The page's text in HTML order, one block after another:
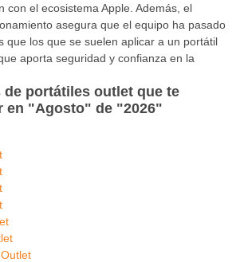
con el ecosistema Apple. Además, el
asegura que el equipo ha pasado
que los que se suelen aplicar a un portátil
aporta seguridad y confianza en la
portátiles outlet que te
en "Agosto" de "2026"